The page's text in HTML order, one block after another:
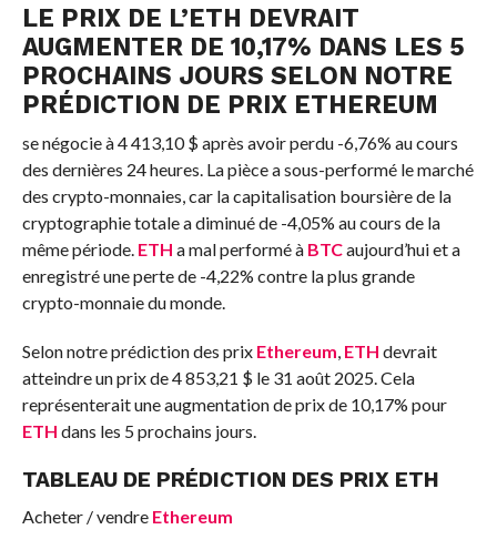
LE PRIX DE L’ETH DEVRAIT
AUGMENTER DE 10,17% DANS LES 5
PROCHAINS JOURS SELON NOTRE
PRÉDICTION DE PRIX ETHEREUM
se négocie à 4 413,10 $ après avoir perdu -6,76% au cours
des dernières 24 heures. La pièce a sous-performé le marché
des crypto-monnaies, car la capitalisation boursière de la
cryptographie totale a diminué de -4,05% au cours de la
même période. ETH a mal performé à BTCaujourd’hui et a
enregistré une perte de -4,22% contre la plus grande
crypto-monnaie du monde.
Selon notre prédiction des prix Ethereum, ETH devrait
atteindre un prix de 4 853,21 $ le 31 août 2025. Cela
représenterait une augmentation de prix de 10,17% pour
ETH dans les 5 prochains jours.
TABLEAU DE PRÉDICTION DES PRIX ETH
Acheter / vendre Ethereum